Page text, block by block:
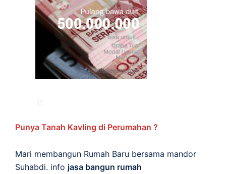
Punya Tanah Kavling di Perumahan ?
Mari membangun Rumah Baru bersama mandor
Suhabdi. info jasa bangun rumah